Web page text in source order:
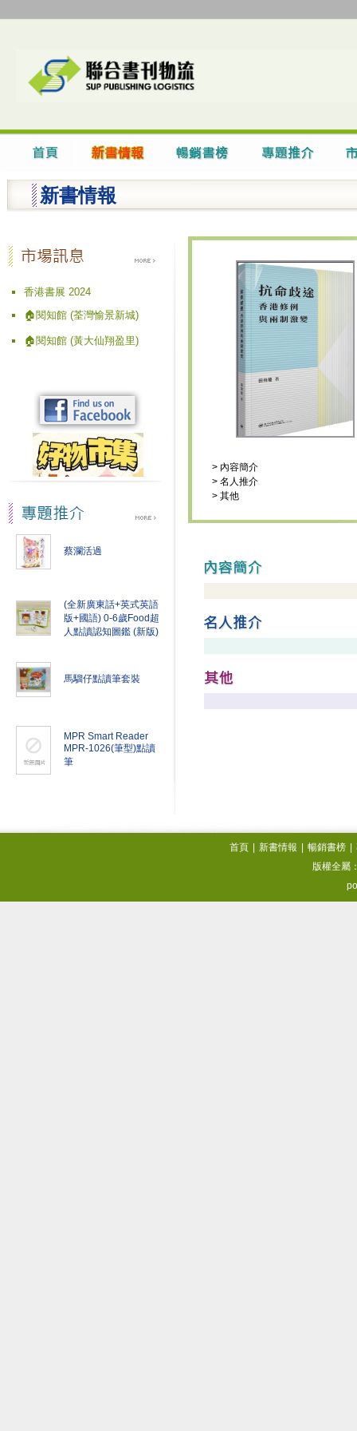
新書情報
香港書展 2024
🏠閱知館 (荃灣愉景新城)
🏠閱知館 (黃大仙翔盈里)
蔡瀾活過
(全新廣東話+英式英語
版+國語) 0-6歲Food超
人點讀認知圖鑑 (新版)
馬騮仔點讀筆套裝
MPR Smart Reader
MPR-1026(筆型)點讀
筆
> 內容簡介
> 名人推介
> 其他
首頁 新書情報 暢銷書榜
版權全屬